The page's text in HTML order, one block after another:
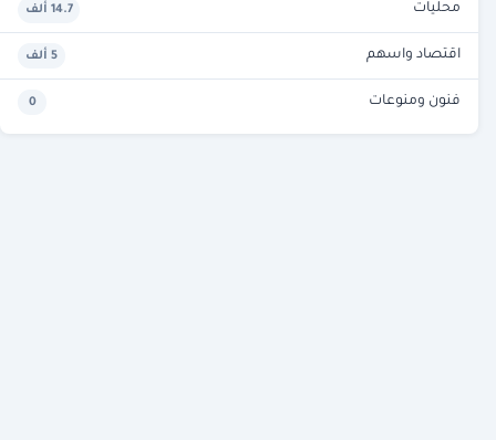
محليات 14.7 ألف
اقتصاد واسهم 5 ألف
فنون ومنوعات 0